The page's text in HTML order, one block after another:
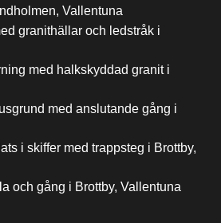
Vallentuna
granithällar och ledstråk i
med halkskyddad granit i
med anslutande gång i
i skiffer med trappsteg i Brottby,
och gång i Brottby, Vallentuna